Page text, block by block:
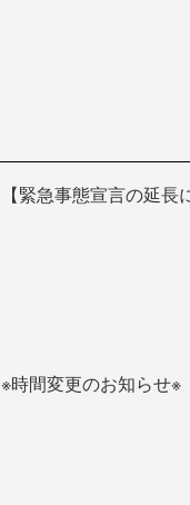
【緊急事態宣言の延長
※時間変更のお知らせ